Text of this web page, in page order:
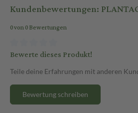
Kundenbewertungen:
0 von 0 Bewertungen
Bewerte dieses Produkt!
Teile deine Erfahrungen mit anderen
Bewertung schreiben